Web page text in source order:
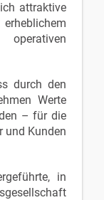
attraktive
durch den
Werte
– für die
und Kunden
in